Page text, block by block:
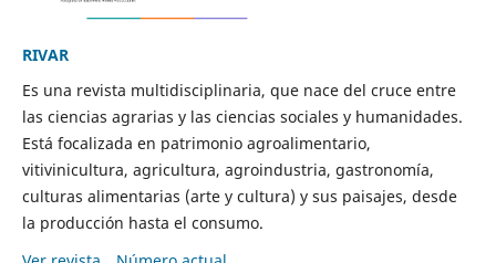
RIVAR
Es una revista multidisciplinaria, que nace del cruce entre
las ciencias agrarias y las ciencias sociales y humanidades.
Está focalizada en patrimonio agroalimentario,
vitivinicultura, agricultura, agroindustria, gastronomía,
culturas alimentarias (arte y cultura) y sus paisajes, desde
la producción hasta el consumo.